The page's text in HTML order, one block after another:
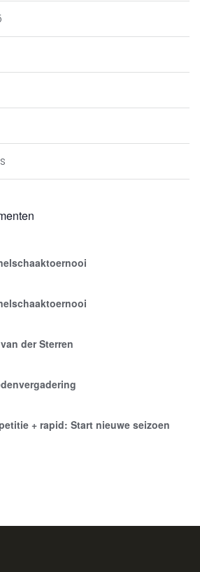
der Sterren
+ rapid: Start nieuwe seizoen